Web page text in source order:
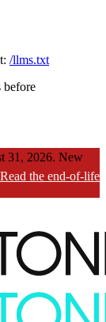
/llms.txt
before
31, 2026. New
Read the end-of-life